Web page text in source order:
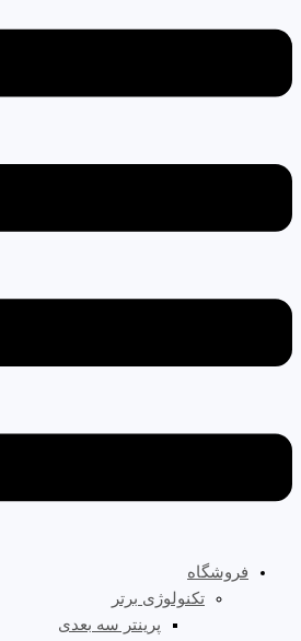
فروشگاه
تکنولوژی برتر
پرینتر سه‌ بعدی